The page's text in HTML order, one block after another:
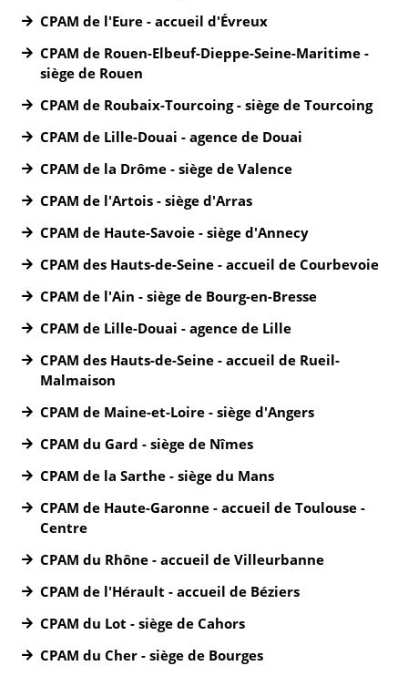
CPAM de l'Eure - accueil d'Évreux
CPAM de Rouen-Elbeuf-Dieppe-Seine-Maritime -
siège de Rouen
CPAM de Roubaix-Tourcoing - siège de Tourcoing
CPAM de Lille-Douai - agence de Douai
CPAM de la Drôme - siège de Valence
CPAM de l'Artois - siège d'Arras
CPAM de Haute-Savoie - siège d'Annecy
CPAM des Hauts-de-Seine - accueil de Courbevoie
CPAM de l'Ain - siège de Bourg-en-Bresse
CPAM de Lille-Douai - agence de Lille
CPAM des Hauts-de-Seine - accueil de Rueil-
Malmaison
CPAM de Maine-et-Loire - siège d'Angers
CPAM du Gard - siège de Nîmes
CPAM de la Sarthe - siège du Mans
CPAM de Haute-Garonne - accueil de Toulouse -
Centre
CPAM du Rhône - accueil de Villeurbanne
CPAM de l'Hérault - accueil de Béziers
CPAM du Lot - siège de Cahors
CPAM du Cher - siège de Bourges